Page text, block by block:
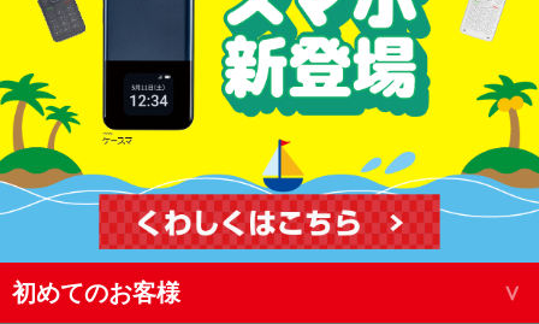
初めてのお客様